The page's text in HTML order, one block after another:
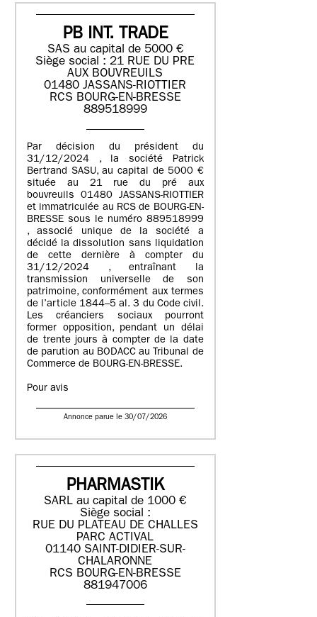
PB INT. TRADE
SAS au capital de 5000 €
Siège social : 21 RUE DU PRE
AUX BOUVREUILS
01480 JASSANS-RIOTTIER
RCS BOURG-EN-BRESSE
889518999
Par décision du président du
31/12/2024 , la société Patrick
Bertrand SASU, au capital de 5000 €
située au 21 rue du pré aux
bouvreuils 01480 JASSANS-RIOTTIER
et immatriculée au RCS de BOURG-EN-
BRESSE sous le numéro 889518999
, associé unique de la société a
décidé la dissolution sans liquidation
de cette dernière à compter du
31/12/2024 , entraînant la
transmission universelle de son
patrimoine, conformément aux termes
de l’article 1844–5 al. 3 du Code civil.
Les créanciers sociaux pourront
former opposition, pendant un délai
de trente jours à compter de la date
de parution au BODACC au Tribunal de
Commerce de BOURG-EN-BRESSE.
Pour avis
Annonce parue le 30/07/2026
PHARMASTIK
SARL au capital de 1000 €
Siège social :
RUE DU PLATEAU DE CHALLES
PARC ACTIVAL
01140 SAINT-DIDIER-SUR-
CHALARONNE
RCS BOURG-EN-BRESSE
881947006